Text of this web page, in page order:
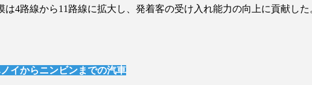
は4路線から11 路線に拡大し、発着客の受け入れ能力の向上に貢献した
イからニンビンまでの汽車